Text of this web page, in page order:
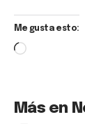
Me gusta esto:
Más en